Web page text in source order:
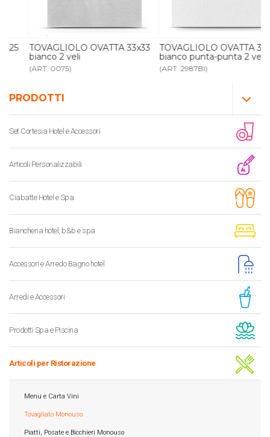
PRODOTTI
Set Cortesia Hotel e Accessori
Articoli Personalizzabili
Ciabatte Hotel e Spa
Biancheria hotel, b&b e spa
Accessori e Arredo Bagno hotel
Arredi e Accessori
Prodotti Spa e Piscina
Articoli per Ristorazione
Menu e Carta Vini
Tovagliato Monouso
Piatti, Posate e Bicchieri Monouso
TOVAGLIOLO OVATTA 33x33
bianco 2 veli
(ART. 0075)
TOVAGLIOLO OVATTA 38x38
bianco punta-punta 2 veli
(ART. 2987BI)